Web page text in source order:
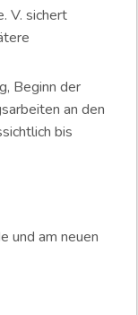
V. sichert
Beginn der
an den
bis
und am neuen